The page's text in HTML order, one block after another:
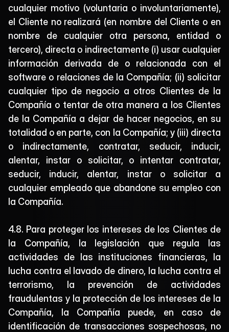
cualquier motivo (voluntaria o involuntariamente),
el Cliente no realizará (en nombre del Cliente o en
nombre de cualquier otra persona, entidad o
tercero), directa o indirectamente (i) usar cualquier
información derivada de o relacionada con el
software o relaciones de la Compañía; (ii) solicitar
cualquier tipo de negocio a otros Clientes de la
Compañía o tentar de otra manera a los Clientes
de la Compañía a dejar de hacer negocios, en su
totalidad o en parte, con la Compañía; y (iii) directa
o indirectamente, contratar, seducir, inducir,
alentar, instar o solicitar, o intentar contratar,
seducir, inducir, alentar, instar o solicitar a
cualquier empleado que abandone su empleo con
la Compañía.
4.8. Para proteger los intereses de los Clientes de
la Compañía, la legislación que regula las
actividades de las instituciones financieras, la
lucha contra el lavado de dinero, la lucha contra el
terrorismo, la prevención de actividades
fraudulentas y la protección de los intereses de la
Compañía, la Compañía puede, en caso de
identificación de transacciones sospechosas, no